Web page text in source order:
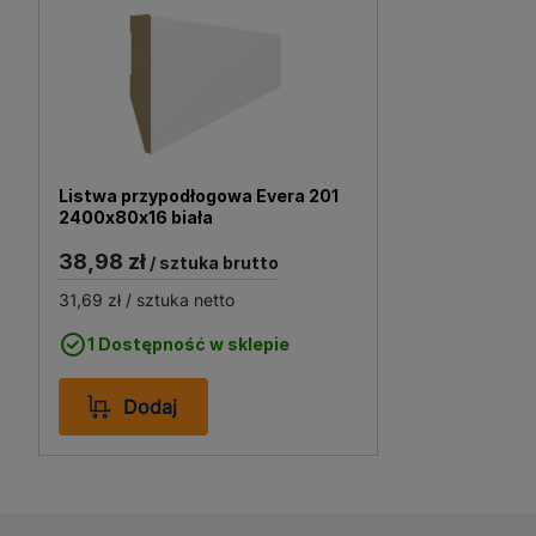
Listwa przypodłogowa Evera 201
2400x80x16 biała
38,98 zł / sztuka brutto
31,69 zł / sztuka netto
1 Dostępność w sklepie
Dodaj